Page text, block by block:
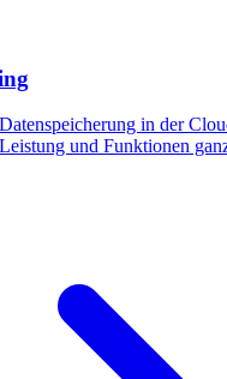
in der
und Funktionen